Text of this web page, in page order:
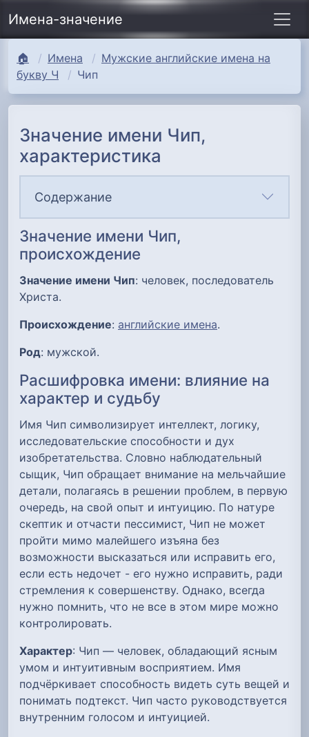
Имена-значение
🏠 Имена
Мужские английские имена на
букву Ч
Чип
Значение имени Чип,
характеристика
Содержание
Значение имени Чип,
происхождение
Значение имени Чип: человек, последователь
Христа.
Происхождение: английские имена.
Род: мужской.
Расшифровка имени: влияние на
характер и судьбу
Имя Чип символизирует интеллект, логику,
исследовательские способности и дух
изобретательства. Словно наблюдательный
сыщик, Чип обращает внимание на мельчайшие
детали, полагаясь в решении проблем, в первую
очередь, на свой опыт и интуицию. По натуре
скептик и отчасти пессимист, Чип не может
пройти мимо малейшего изъяна без
возможности высказаться или исправить его,
если есть недочет - его нужно исправить, ради
стремления к совершенству. Однако, всегда
нужно помнить, что не все в этом мире можно
контролировать.
Характер: Чип — человек, обладающий ясным
умом и интуитивным восприятием. Имя
подчёркивает способность видеть суть вещей и
понимать подтекст. Чип часто руководствуется
внутренним голосом и интуицией.